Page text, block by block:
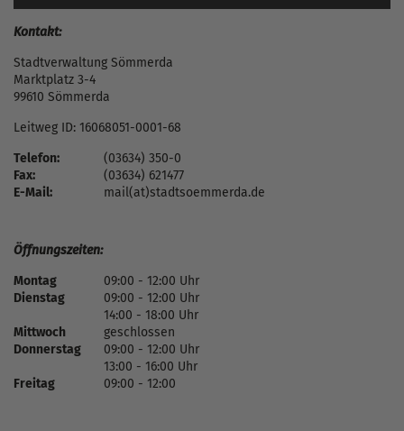
Kontakt:
Stadtverwaltung Sömmerda
Marktplatz 3-4
99610 Sömmerda
Leitweg ID: 16068051-0001-68
Telefon:
(03634) 350-0
Fax:
(03634) 621477
E-Mail:
mail(at)stadtsoemmerda.de
Öffnungszeiten:
Montag
09:00 - 12:00 Uhr
Dienstag
09:00 - 12:00 Uhr
14:00 - 18:00 Uhr
Mittwoch
geschlossen
Donnerstag
09:00 - 12:00 Uhr
13:00 - 16:00 Uhr
Freitag
09:00 - 12:00